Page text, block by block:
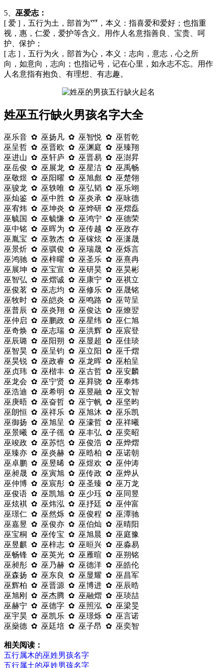
5、 巫爱志：
[ 爱 ]，五行为土，部首为爫，本义：指喜爱和爱好；也指重
视，惠，仁爱，爱护等含义。用作人名意指善良、宝贵、呵
护、保护；
[ 志 ]，五行为火，部首为心，本义：志向，意志，心之所
向，如意向，志向；也指记号，记在心里，如永志不忘。用作
人名意指有抱负、有理想、有志趣。
姓巫五行缺火男孩名字大全
巫乐音 ✿ 巫扬凡 ✿ 巫智悦 ✿ 巫哲乾
巫呈哲 ✿ 巫晋欧 ✿ 巫渊庭 ✿ 巫臻翔
巫进山 ✿ 巫轩庐 ✿ 巫晋易 ✿ 巫澍昇
巫岳俊 ✿ 巫展龙 ✿ 巫星洁 ✿ 巫禹畅
巫敬煜 ✿ 巫阳曜 ✿ 巫旭彪 ✿ 巫楚翎
巫骏龙 ✿ 巫轶唯 ✿ 巫弘韬 ✿ 巫乐翊
巫灿鉴 ✿ 巫中胜 ✿ 巫炎承 ✿ 巫咏德
巫宥炜 ✿ 巫坤炎 ✿ 巫烨研 ✿ 巫熠磊
巫毓国 ✿ 巫毓慊 ✿ 巫鸿宁 ✿ 巫德荣
巫中铭 ✿ 巫晖为 ✿ 巫传越 ✿ 巫政存
巫胤宝 ✿ 巫敦杰 ✿ 巫镓炫 ✿ 巫潇晟
巫景炘 ✿ 巫骐俊 ✿ 巫瑞晟 ✿ 巫烁言
巫鸿驰 ✿ 巫梓曜 ✿ 巫圣乐 ✿ 巫熹冉
巫展坤 ✿ 巫宝宣 ✿ 巫研昊 ✿ 巫昊彬
巫智弘 ✿ 巫熠诚 ✿ 巫康宁 ✿ 巫祺立
巫俊茗 ✿ 巫志均 ✿ 巫修乐 ✿ 巫晟铭
巫牧时 ✿ 巫皑炎 ✿ 巫鸣路 ✿ 巫苛呈
巫普辰 ✿ 巫炎翔 ✿ 巫俊达 ✿ 巫燎翌
巫仲启 ✿ 巫鹏政 ✿ 巫星纬 ✿ 巫仁旭
巫奇焕 ✿ 巫志瑞 ✿ 巫洪辉 ✿ 巫宸登
巫辰璐 ✿ 巫阳朔 ✿ 巫显超 ✿ 巫佳琰
巫智昊 ✿ 巫呈钧 ✿ 巫立阳 ✿ 巫千熠
巫昊锐 ✿ 巫政睿 ✿ 巫龙晖 ✿ 巫柏呈
巫贞玮 ✿ 巫楷丰 ✿ 巫古哲 ✿ 巫安麟
巫龙会 ✿ 巫宁贤 ✿ 巫昪骁 ✿ 巫奉炜
巫浩迪 ✿ 巫希明 ✿ 巫昱融 ✿ 巫文智
巫庚晤 ✿ 巫奋哲 ✿ 巫宁帆 ✿ 巫坚昀
巫朗恒 ✿ 巫祥乐 ✿ 巫旭沐 ✿ 巫乐凯
巫御扬 ✿ 巫旭呈 ✿ 巫濠哲 ✿ 巫祥曦
巫景曦 ✿ 巫子徭 ✿ 巫丰弘 ✿ 巫奕昭
巫竣政 ✿ 巫苏恺 ✿ 巫俊浩 ✿ 巫烨熠
巫臻亦 ✿ 巫炎赫 ✿ 巫晧柏 ✿ 巫诺朝
巫卓鹏 ✿ 巫昱晞 ✿ 巫煜欢 ✿ 巫仲涛
巫昶晟 ✿ 巫寅旭 ✿ 巫传政 ✿ 巫烨从
巫仲博 ✿ 巫宸彤 ✿ 巫圣臻 ✿ 巫万龙
巫俊语 ✿ 巫凯旭 ✿ 巫少珏 ✿ 巫同昱
巫炫褀 ✿ 巫炜泓 ✿ 巫抒廷 ✿ 巫仲富
巫璟仁 ✿ 巫然烁 ✿ 巫俊程 ✿ 巫潭驰
巫嘉昱 ✿ 巫俊亦 ✿ 巫伯灿 ✿ 巫晴阳
巫宝桐 ✿ 巫传宝 ✿ 巫旭晨 ✿ 巫庭豫
巫昱麒 ✿ 巫梓志 ✿ 巫晅兴 ✿ 巫淼易
巫畅锋 ✿ 巫英光 ✿ 巫雁暄 ✿ 巫朔铭
巫昶彤 ✿ 巫乃赫 ✿ 巫德洋 ✿ 巫皓伦
巫森扬 ✿ 巫东良 ✿ 巫显耀 ✿ 巫昌军
巫辉柏 ✿ 巫晋源 ✿ 巫博进 ✿ 巫辰晧
巫旭刚 ✿ 巫杰腾 ✿ 巫融熠 ✿ 巫琰喆
巫赫宁 ✿ 巫德字 ✿ 巫照泓 ✿ 巫梁旻
巫宇昊 ✿ 巫凯乐 ✿ 巫璟烁 ✿ 巫言诺
巫燊德 ✿ 巫廷培 ✿ 巫子昂 ✿ 巫奕智
相关阅读：
五行属木的巫姓男孩名字
五行属土的巫姓男孩名字